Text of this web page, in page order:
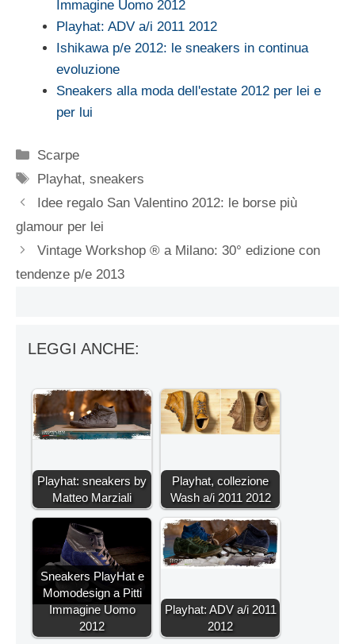
Immagine Uomo 2012
Playhat: ADV a/i 2011 2012
Ishikawa p/e 2012: le sneakers in continua
evoluzione
Sneakers alla moda dell'estate 2012 per lei e
per lui
Categorie
Scarpe
Tag
Playhat,sneakers
Idee regalo San Valentino 2012: le borse più
glamour per lei
Vintage Workshop ® a Milano: 30° edizione con
tendenze p/e 2013
LEGGI ANCHE:
Playhat: sneakers by
Matteo Marziali
Playhat, collezione
Wash a/i 2011 2012
Sneakers PlayHat e
Momodesign a Pitti
Immagine Uomo
2012
Playhat: ADV a/i 2011
2012